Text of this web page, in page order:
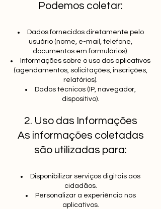
Podemos coletar:
Dados fornecidos diretamente pelo
usuário (nome, e-mail, telefone,
documentos em formulários).
Informações sobre o uso dos aplicativos
(agendamentos, solicitações, inscrições,
relatórios).
Dados técnicos (IP, navegador,
dispositivo).
2. Uso das Informações
As informações coletadas
são utilizadas para:
Disponibilizar serviços digitais aos
cidadãos.
Personalizar a experiência nos
aplicativos.